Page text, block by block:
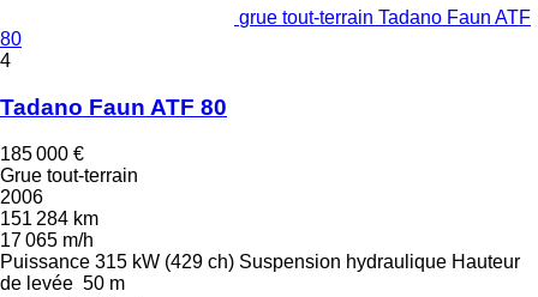
grue tout-terrain Tadano Faun ATF
80
4
Tadano Faun ATF 80
185 000 €
Grue tout-terrain
2006
151 284 km
17 065 m/h
Puissance 315 kW (429 ch) Suspension hydraulique Hauteur
de levée 50 m